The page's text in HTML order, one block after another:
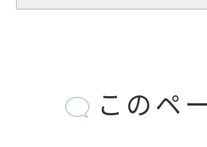
このペ